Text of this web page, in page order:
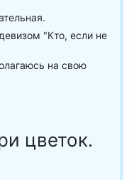
"Кто, если не
на свою
цветок.